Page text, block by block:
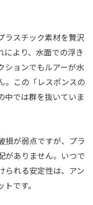
ラスチック素材を贅沢
により、水面での浮き
ションでもルアーが水
。この「レスポンスの
中では群を抜いていま
損が弱点ですが、プラ
がありません。いつで
られる安定性は、アン
です。